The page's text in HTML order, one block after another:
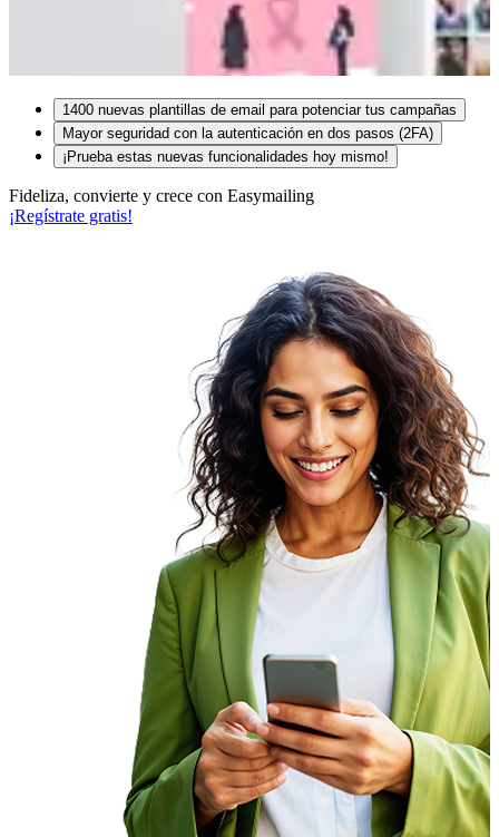
1400 nuevas plantillas de email para potenciar tus campañas
Mayor seguridad con la autenticación en dos pasos (2FA)
¡Prueba estas nuevas funcionalidades hoy mismo!
Fideliza, convierte y crece con Easymailing
¡Regístrate gratis!